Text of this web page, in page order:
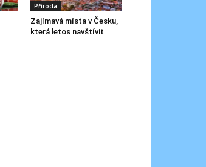
Příroda
Zajímavá místa v Česku,
která letos navštívit